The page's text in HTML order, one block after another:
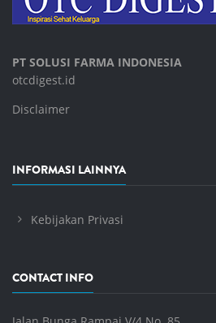
PT SOLUSI FARMA INDONESIA
otcdigest.id
Disclaimer
INFORMASI LAINNYA
Kebijakan Privasi
CONTACT INFO